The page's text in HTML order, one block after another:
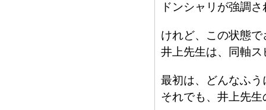
ドンシャリが強調
けれど、この状態
井上先生は、同軸
最初は、どんなふ
それでも、井上先